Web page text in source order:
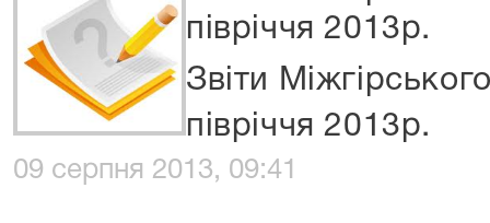
півріччя 2013р.
Звіти
півріччя 2013р.
09 серпня 2013, 09:41